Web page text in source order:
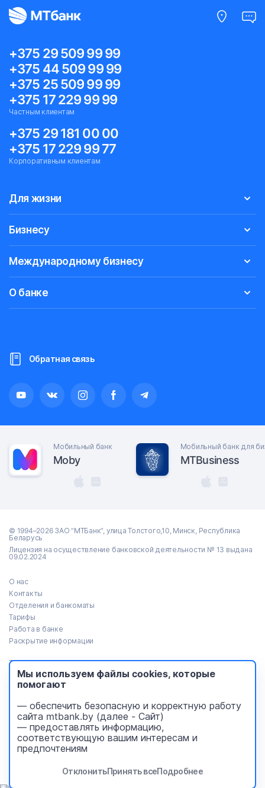
+375 29 509 99 99
+375 44 509 99 99
+375 25 509 99 99
+375 17 229 99 99
Частным клиентам
+375 29 181 00 00
+375 17 229 99 77
Корпоративным клиентам
Для жизни
Бизнесу
Международному бизнесу
О банке
Обратная связь
Мобильный банк
Moby
Мобильный банк для
MTBusiness
© 1994–2026 ЗАО “МТБанк”, улица Толстого,10, Минск, Республика
Беларусь
Лицензия на осуществление банковской деятельности № 13 выдана
09.02.2024
О нас
Контакты
Отделения и банкоматы
Тарифы
Работа в банке
Раскрытие информации
Тендеры
Реализация имущества
Пресс-центр
Безопасность платежей
Уведомления
design- FlexMedia
development
Мы используем файлы cookies, которые
помогают
— обеспечить безопасную и корректную работу
сайта mtbank.by (далее - Сайт)
— предоставлять информацию,
соответствующую вашим интересам и
предпочтениям
ОтклонитьПринять всеПодробнее